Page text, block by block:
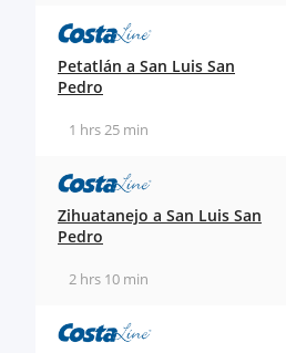
Petatlán a San Luis San
Pedro
1 hrs 25 min
Zihuatanejo a San Luis San
Pedro
2 hrs 10 min